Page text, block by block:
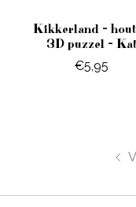
Kikkerland -
3D puzzel - Kat
€5,95